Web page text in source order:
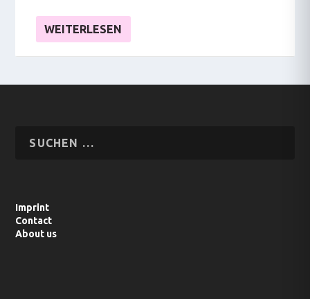
WEITERLESEN
Imprint
Contact
About us